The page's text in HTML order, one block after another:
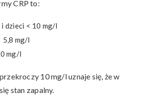
CRP to:
dzieci < 10 mg/l
5,8 mg/l
mg/l
10 mg/l uznaje się, że w
stan zapalny.